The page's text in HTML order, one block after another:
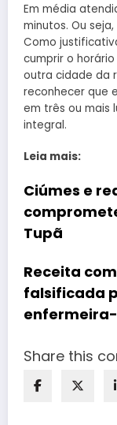
Em média
minutos. Ou
Como
cumprir o
outra cidade da
reconhecer que
em três ou mais
integral.
Leia mais:
Ciúmes e
Tupã
Receita
falsificada
enfermeira-
Share this